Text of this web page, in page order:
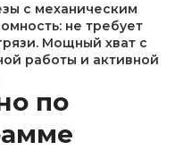
с механическим
не требует
Мощный хват с
работы и активной
по